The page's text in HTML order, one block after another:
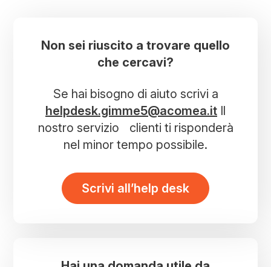
Non sei riuscito a trovare quello
che cercavi?
Se hai bisogno di aiuto scrivi a
helpdesk.gimme5@acomea.it Il
nostro servizio clienti ti risponderà
nel minor tempo possibile.
Scrivi all’help desk